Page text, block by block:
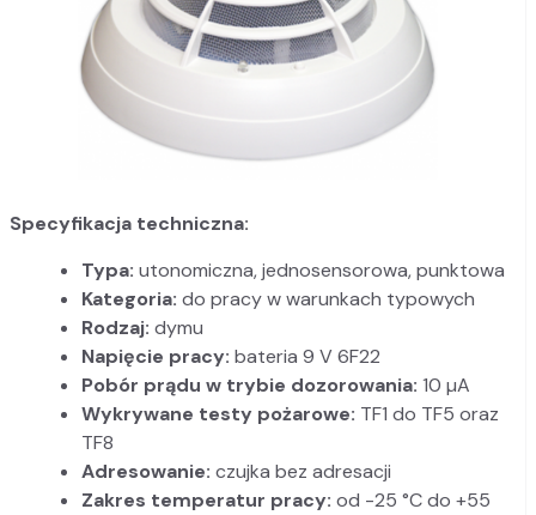
Specyfikacja techniczna:
Typa: utonomiczna, jednosensorowa, punktowa
Kategoria: do pracy w warunkach typowych
Rodzaj: dymu
Napięcie pracy: bateria 9 V 6F22
Pobór prądu w trybie dozorowania: 10 µA
Wykrywane testy pożarowe: TF1 do TF5 oraz
TF8
Adresowanie: czujka bez adresacji
Zakres temperatur pracy: od -25 °C do +55